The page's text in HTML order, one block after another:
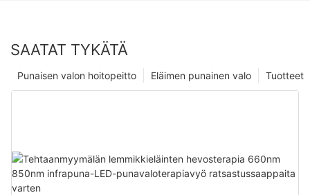
SAATAT TYKÄTÄ
Tuotteet
Eläimen punainen valo
Punaisen valon hoitopeitto